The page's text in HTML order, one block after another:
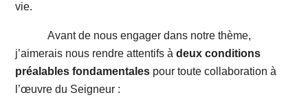
vie.
Avant de nous engager dans notre thème,
j’aimerais nous rendre attentifs àdeux conditions
préalables fondamentales pour toute collaboration à
l’œuvre du Seigneur :